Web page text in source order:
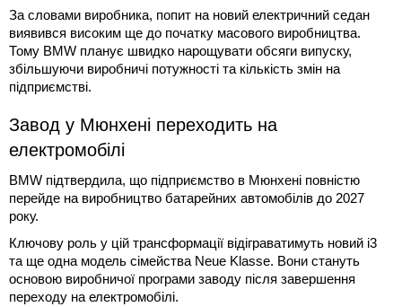
За словами виробника, попит на новий електричний седан
виявився високим ще до початку масового виробництва.
Тому BMW планує швидко нарощувати обсяги випуску,
збільшуючи виробничі потужності та кількість змін на
підприємстві.
Завод у Мюнхені переходить на
електромобілі
BMW підтвердила, що підприємство в Мюнхені повністю
перейде на виробництво батарейних автомобілів до 2027
року.
Ключову роль у цій трансформації відіграватимуть новий i3
та ще одна модель сімейства Neue Klasse. Вони стануть
основою виробничої програми заводу після завершення
переходу на електромобілі.